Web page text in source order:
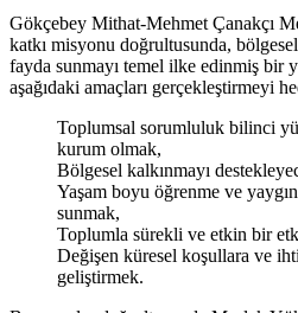
Gökçebey Mithat-Mehmet Çanakçı
katkı misyonu doğrultusunda,
fayda sunmayı temel ilke edinmiş bir
aşağıdaki amaçları gerçekleştirmeyi
Toplumsal sorumluluk bilinci
kurum olmak,
Bölgesel kalkınmayı
Yaşam boyu öğrenme ve
sunmak,
Toplumla sürekli ve etkin bir
Değişen küresel koşullara ve
geliştirmek.